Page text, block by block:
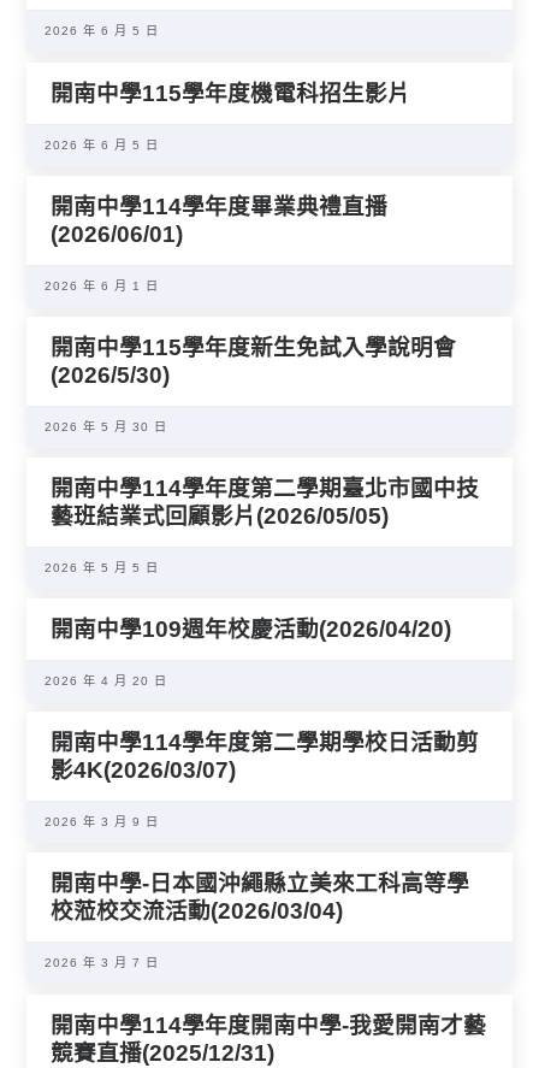
2026 年 6 月 5 日
開南中學115學年度機電科招生影片
2026 年 6 月 5 日
開南中學114學年度畢業典禮直播
(2026/06/01)
2026 年 6 月 1 日
開南中學115學年度新生免試入學說明會
(2026/5/30)
2026 年 5 月 30 日
開南中學114學年度第二學期臺北市國中技
藝班結業式回顧影片(2026/05/05)
2026 年 5 月 5 日
開南中學109週年校慶活動(2026/04/20)
2026 年 4 月 20 日
開南中學114學年度第二學期學校日活動剪
影4K(2026/03/07)
2026 年 3 月 9 日
開南中學-日本國沖繩縣立美來工科高等學
校蒞校交流活動(2026/03/04)
2026 年 3 月 7 日
開南中學114學年度開南中學-我愛開南才藝
競賽直播(2025/12/31)